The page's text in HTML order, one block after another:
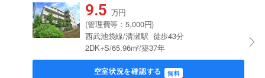
9.5 万円
(管理費等：5,000円)
西武池袋線/清瀬駅 徒歩43分
2DK+S/65.96m²/築37年
空室状況を確認する 無料